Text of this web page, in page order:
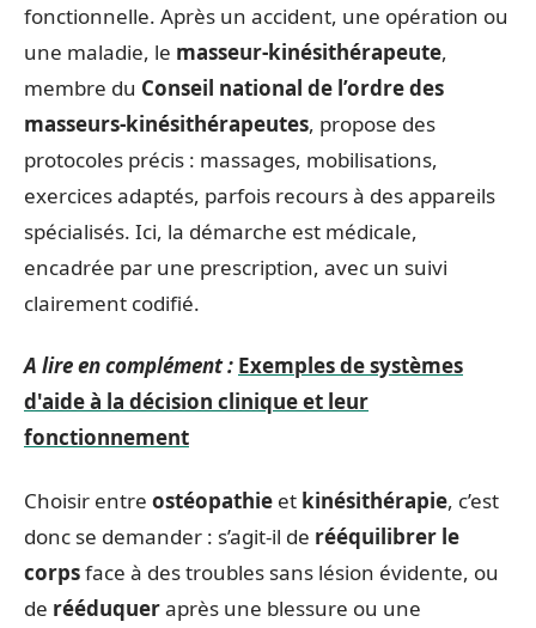
fonctionnelle. Après un accident, une opération ou
une maladie, le masseur-kinésithérapeute,
membre du Conseil national de l’ordre des
masseurs-kinésithérapeutes, propose des
protocoles précis : massages, mobilisations,
exercices adaptés, parfois recours à des appareils
spécialisés. Ici, la démarche est médicale,
encadrée par une prescription, avec un suivi
clairement codifié.
A lire en complément : Exemples de systèmes
d'aide à la décision clinique et leur
fonctionnement
Choisir entre ostéopathie et kinésithérapie, c’est
donc se demander : s’agit-il de rééquilibrer le
corpsface à des troubles sans lésion évidente, ou
de rééduqueraprès une blessure ou une